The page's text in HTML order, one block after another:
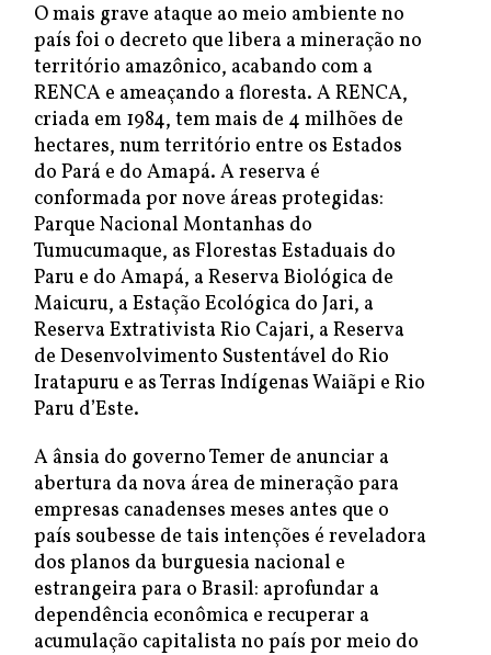
O mais grave ataque ao meio ambiente no
país foi o decreto que libera a mineração no
território amazônico, acabando com a
RENCA e ameaçando a floresta. A RENCA,
criada em 1984, tem mais de 4 milhões de
hectares, num território entre os Estados
do Pará e do Amapá. A reserva é
conformada por nove áreas protegidas:
Parque Nacional Montanhas do
Tumucumaque, as Florestas Estaduais do
Paru e do Amapá, a Reserva Biológica de
Maicuru, a Estação Ecológica do Jari, a
Reserva Extrativista Rio Cajari, a Reserva
de Desenvolvimento Sustentável do Rio
Iratapuru e as Terras Indígenas Waiãpi e Rio
Paru d’Este.
A ânsia do governo Temer de anunciar a
abertura da nova área de mineração para
empresas canadenses meses antes que o
país soubesse de tais intenções é reveladora
dos planos da burguesia nacional e
estrangeira para o Brasil: aprofundar a
dependência econômica e recuperar a
acumulação capitalista no país por meio do